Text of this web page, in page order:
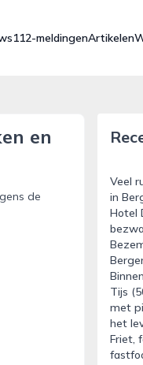
112-meldingenArtikelen
en
de
Veel
in
Hotel
Tijs
met
het
Friet,